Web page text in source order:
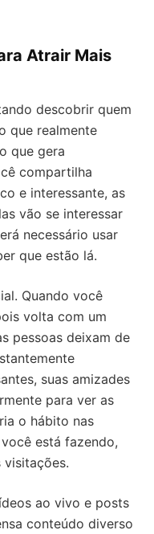
Atrair Mais
descobrir quem
que realmente
que gera
compartilha
e interessante, as
vão se interessar
necessário usar
que estão lá.
Quando você
volta com um
pessoas deixam de
suas amizades
para ver as
o hábito nas
está fazendo,
visitações.
ao vivo e posts
conteúdo diverso